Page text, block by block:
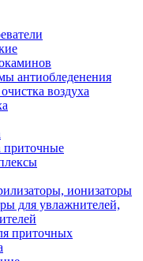
антиобледенения
воздуха
приточные
ионизаторы
для увлажнителей,
приточных